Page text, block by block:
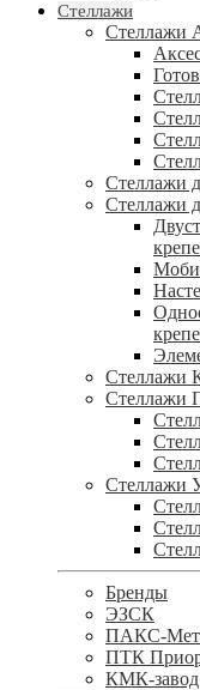
Стеллажи
Стеллажи
Стеллажи
Стеллажи
Стеллажи
Стеллажи
Стеллажи
Бренды
ЭЗСК
ПАКС-
ПТК
КМК-завод